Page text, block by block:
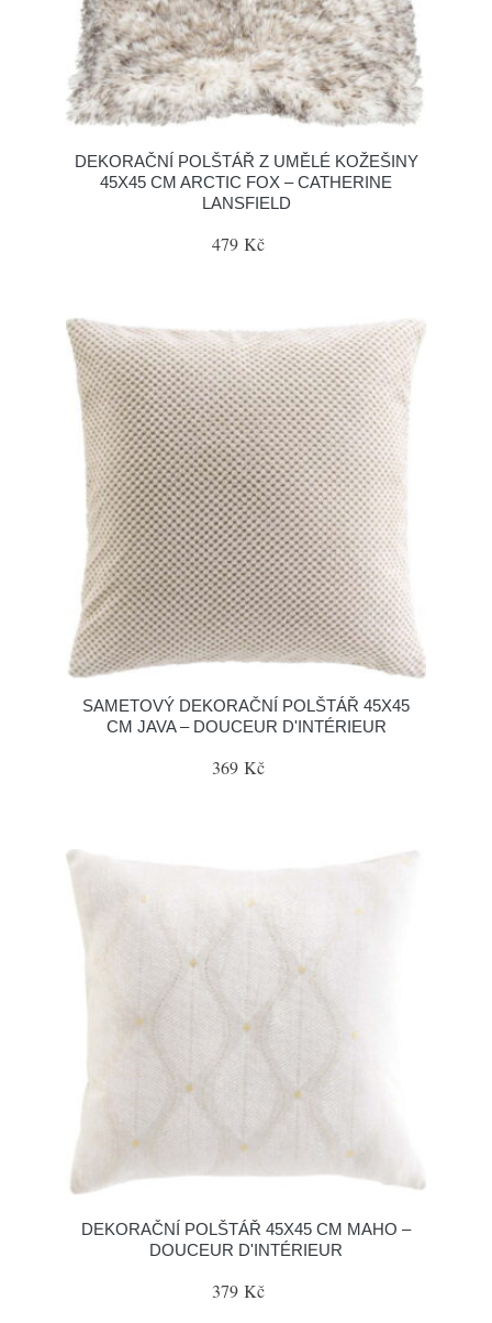
DEKORAČNÍ POLŠTÁŘ Z UMĚLÉ KOŽEŠINY
45X45 CM ARCTIC FOX – CATHERINE
LANSFIELD
479 Kč
SAMETOVÝ DEKORAČNÍ POLŠTÁŘ 45X45
CM JAVA – DOUCEUR D'INTÉRIEUR
369 Kč
DEKORAČNÍ POLŠTÁŘ 45X45 CM MAHO –
DOUCEUR D'INTÉRIEUR
379 Kč